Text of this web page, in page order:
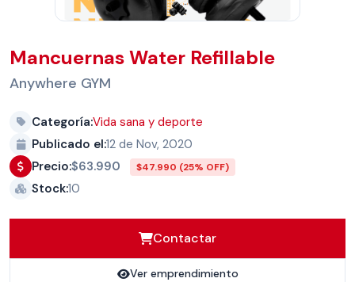
Mancuernas Water Refillable
Anywhere GYM
Categoría:Vida sana y deporte
Publicado el:12 de Nov, 2020
Precio:$63.990 $47.990 (25% OFF)
Stock:10
Contactar
Ver emprendimiento